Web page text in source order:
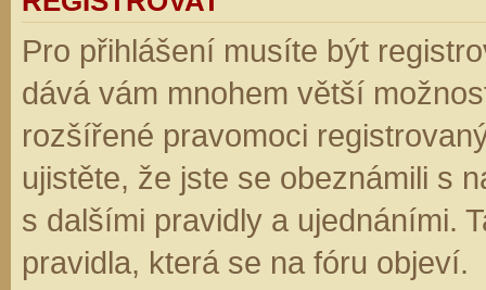
Pro přihlášení musíte být
dává vám mnohem větší
rozšířené pravomoci
ujistěte, že jste se obeznámili s
s dalšími pravidly a ujednáními.
pravidla, která se na fóru objeví.